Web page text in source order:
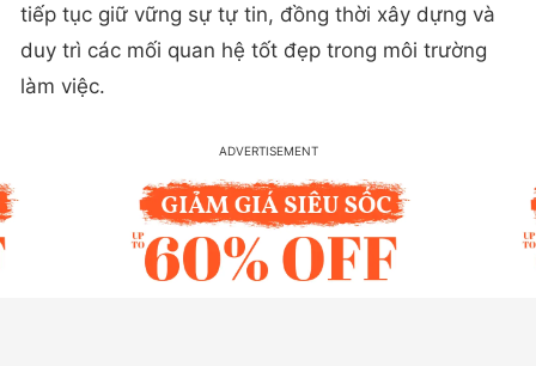
tiếp tục giữ vững sự tự tin, đồng thời xây dựng và
duy trì các mối quan hệ tốt đẹp trong môi trường
làm việc.